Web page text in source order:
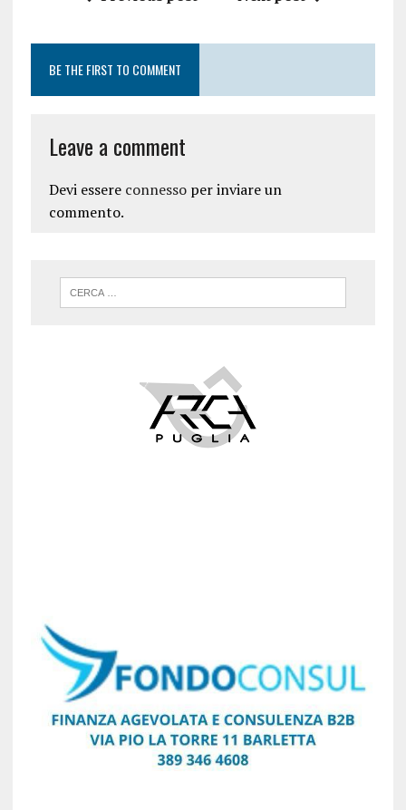
BE THE FIRST TO COMMENT
Leave a comment
Devi essere connessoper inviare un
commento.